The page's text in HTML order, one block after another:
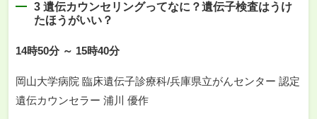
3 遺伝カウンセリングってなに？遺伝子検査はうけ
たほうがいい？
14時50分 ～ 15時40分
岡山大学病院 臨床遺伝子診療科/兵庫県立がんセンター 認定
遺伝カウンセラー 浦川 優作